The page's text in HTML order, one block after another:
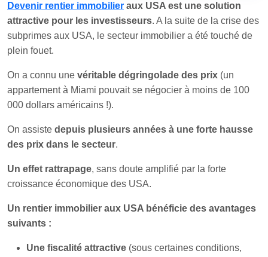
Devenir rentier immobilier aux USA est une solution
attractive pour les investisseurs. A la suite de la crise des
subprimes aux USA, le secteur immobilier a été touché de
plein fouet.
On a connu une véritable dégringolade des prix (un
appartement à Miami pouvait se négocier à moins de 100
000 dollars américains !).
On assiste depuis plusieurs années à une forte hausse
des prix dans le secteur.
Un effet rattrapage, sans doute amplifié par la forte
croissance économique des USA.
Un rentier immobilier aux USA bénéficie des avantages
suivants :
Une fiscalité attractive (sous certaines conditions,